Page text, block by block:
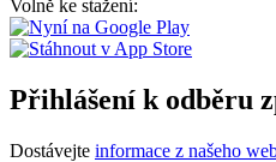
Volně ke stažení:
Přihlášení k odběru
Dostávejte informace z našeho